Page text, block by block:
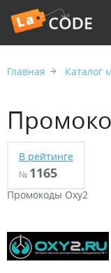
Главная Каталог
В рейтинге
№ 1165
Промокоды Oxy2